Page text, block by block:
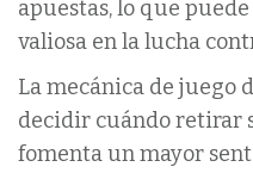
apuestas, lo que
valiosa en la lucha
La mecánica de juego
decidir cuándo retirar
fomenta un mayor